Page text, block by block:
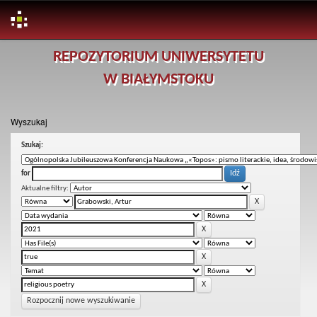
REPOZYTORIUM UNIWERSYTETU
W BIAŁYMSTOKU
Wyszukaj
Szukaj:
for
Aktualne filtry:
Rozpocznij nowe wyszukiwanie